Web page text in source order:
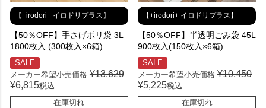
【+irodori+ イロドリプラス】
【50％OFF】手さげポリ袋 3L
1800枚入 (300枚入×6箱)
SALE
メーカー希望小売価格 ¥13,629
¥6,815税込
在庫切れ
【+irodori+ イロドリプラス】
【50％OFF】半透明ごみ袋 45L
900枚入(150枚入×6箱)
SALE
メーカー希望小売価格 ¥10,450
¥5,225税込
在庫切れ